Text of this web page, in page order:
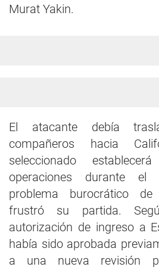
Murat Yakin.
El atacante debía
compañeros hacia
seleccionado
operaciones durante
problema burocrático
frustró su partida.
autorización de ingreso a
había sido aprobada
a una nueva revisión